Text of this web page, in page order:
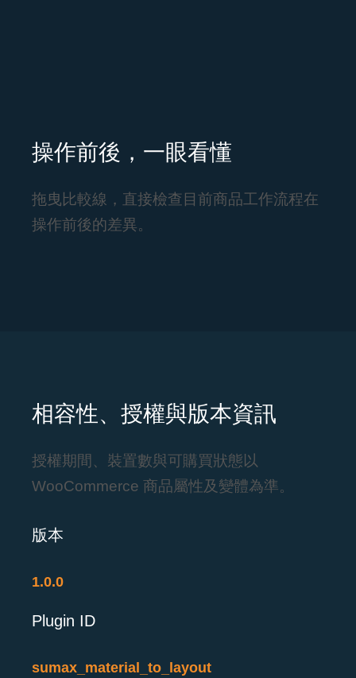
操作前後，一眼看懂
拖曳比較線，直接檢查目前商品工作流程在
操作前後的差異。
相容性、授權與版本資訊
授權期間、裝置數與可購買狀態以
WooCommerce 商品屬性及變體為準。
版本
1.0.0
Plugin ID
sumax_material_to_layout